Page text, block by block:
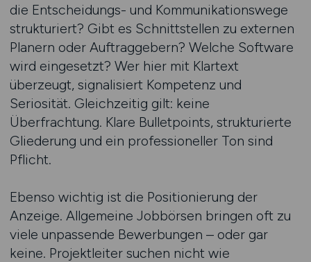
die Entscheidungs- und Kommunikationswege
strukturiert? Gibt es Schnittstellen zu externen
Planern oder Auftraggebern? Welche Software
wird eingesetzt? Wer hier mit Klartext
überzeugt, signalisiert Kompetenz und
Seriosität. Gleichzeitig gilt: keine
Überfrachtung. Klare Bulletpoints, strukturierte
Gliederung und ein professioneller Ton sind
Pflicht.
Ebenso wichtig ist die Positionierung der
Anzeige. Allgemeine Jobbörsen bringen oft zu
viele unpassende Bewerbungen – oder gar
keine. Projektleiter suchen nicht wie